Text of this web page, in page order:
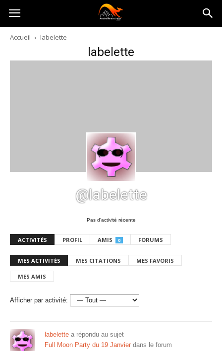
Australia-
australie.com
Accueil labelette
labelette
@labelette
Pas d’activité récente
ACTIVITÉS PROFIL AMIS 0 FORUMS
MES ACTIVITÉS MES CITATIONS MES FAVORIS
MES AMIS
Afficher par activité:
labelette a répondu au sujet
Full Moon Party du 19 Janvier dans le forum